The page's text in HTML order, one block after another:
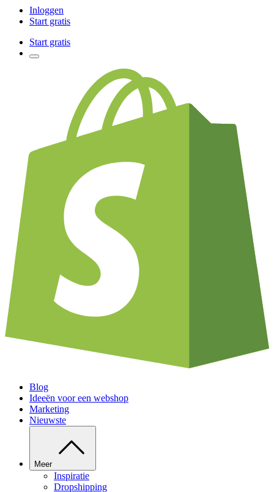
Inloggen
Start gratis
Start gratis
Blog
Ideeën voor een webshop
Marketing
Nieuwste
Meer
Inspiratie
Dropshipping